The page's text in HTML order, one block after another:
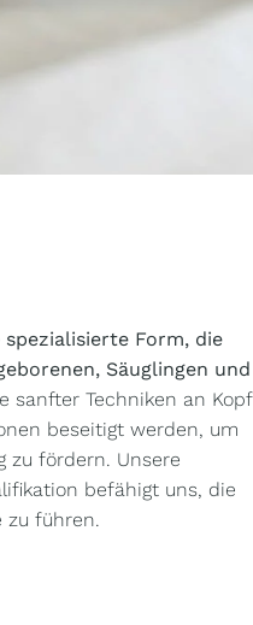
Form, die
Säuglingen und
sanfter Techniken an Kopf
beseitigt werden, um
zu fördern. Unsere
befähigt uns, die
zu führen.